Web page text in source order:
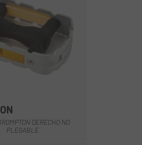
DERECHO NO
PLEGABLE